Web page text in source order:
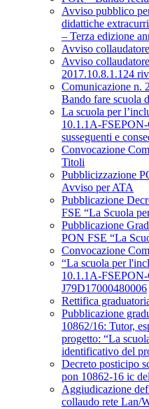
Avviso pubblico
didattiche
– Terza edizione
Avviso
Avviso
2017.10.8.1.124
Comunicazione n.
Bando fare scuola
La scuola per
10.1.1A-
susseguenti e
Convocazione
Titoli
Pubblicizzazione
Avviso per ATA
Pubblicazione
FSE “La Scuola
Pubblicazione
PON FSE “La
Convocazione
“La scuola per
10.1.1A-
J79D17000480006
Rettifica
Pubblicazione
10862/16: Tutor,
progetto: “La
identificativo del
Decreto posticipo
pon 10862-16 ic
Aggiudicazione
collaudo rete Lan/